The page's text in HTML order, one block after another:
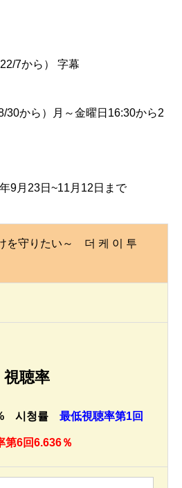
7から） 字幕
30から）月～金曜日16:30から2
9月23日~11月12日まで
を守りたい～ 더 케 이 투
視聴率
시청률 最低視聴率第1回
第6回6.636％